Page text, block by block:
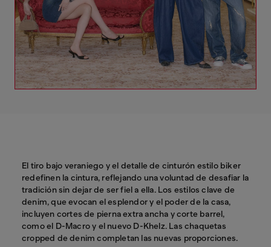
El tiro bajo veraniego y el detalle de cinturón estilo biker
redefinen la cintura, reflejando una voluntad de desafiar la
tradición sin dejar de ser fiel a ella. Los estilos clave de
denim, que evocan el esplendor y el poder de la casa,
incluyen cortes de pierna extra ancha y corte barrel,
como el D-Macro y el nuevo D-Khelz. Las chaquetas
cropped de denim completan las nuevas proporciones.